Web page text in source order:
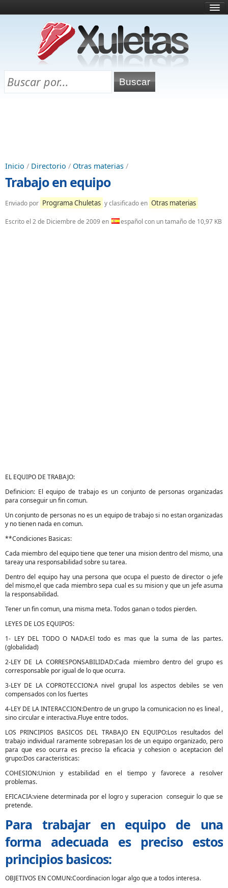
¿Qué es esto?
Directorio
Chuletas para exámenes
Inicio / Directorio / Otras materias /
Trabajo en equipo
Enviado por Programa Chuletas y clasificado en Otras materias
Escrito el 2 de Diciembre de 2009en español con un tamaño de 10,97 KB
EL EQUIPO DE TRABAJO:
Definicion: El equipo de trabajo es un conjunto de personas organizadas
para conseguir un fin comun.
Un conjunto de personas no es un equipo de trabajo si no estan organizadas
y no tienen nada en comun.
**Condiciones Basicas:
Cada miembro del equipo tiene que tener una mision dentro del mismo, una
tareay una responsabilidad sobre su tarea.
Dentro del equipo hay una persona que ocupa el puesto de director o jefe
del mismo,el que cada miembro sepa cual es su mision y que un jefe asuma
la responsabilidad.
Tener un fin comun, una misma meta. Todos ganan o todos pierden.
LEYES DE LOS EQUIPOS:
1- LEY DEL TODO O NADA:El todo es mas que la suma de las partes.
(globalidad)
2-LEY DE LA CORRESPONSABILIDAD:Cada miembro dentro del grupo es
corresponsable por igual de lo que ocurra.
3-LEY DE LA COPROTECCION:A nivel grupal los aspectos debiles se ven
compensados con los fuertes
4-LEY DE LA INTERACCION:Dentro de un grupo la comunicacion no es lineal ,
sino circular e interactiva.Fluye entre todos.
LOS PRINCIPIOS BASICOS DEL TRABAJO EN EQUIPO:Los resultados del
trabajo individual raramente sobrepasan los de un equipo organizado, pero
para que eso ocurra es preciso la eficacia y cohesion o aceptacion del
grupo:Dos caracteristicas:
COHESION:Union y estabilidad en el tiempo y favorece a resolver
problemas.
EFICACIA:viene determinada por el logro y superacion conseguir lo que se
pretende.
Para trabajar en equipo de una
forma adecuada es preciso estos
principios basicos:
OBJETIVOS EN COMUN:Coordinacion logar algo que a todos interesa.